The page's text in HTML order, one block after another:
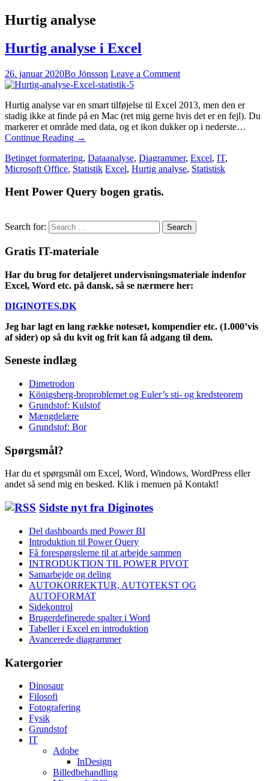
Hurtig analyse
Hurtig analyse i Excel
26. januar 2020Bo Jönsson Leave a Comment
Hurtig analyse var en smart tilføjelse til Excel 2013, men den er
stadig ikke at finde på en Mac (ret mig gerne hvis det er en fejl). Du
markerer et område med data, og et ikon dukker op i nederste…
Continue Reading →
Betinget formatering, Dataanalyse, Diagrammer, Excel, IT,
Microsoft Office, Statistik Excel, Hurtig analyse, Statistisk
Hent Power Query bogen gratis.
Search for:
Gratis IT-materiale
Har du brug for detaljeret undervisningsmateriale indenfor
Excel, Word etc. på dansk, så se nærmere her:
DIGINOTES.DK
Jeg har lagt en lang række notesæt, kompendier etc. (1.000’vis
af sider) op så du kvit og frit kan få adgang til dem.
Seneste indlæg
Dimetrodon
Königsberg-broproblemet og Euler’s sti- og kredsteorem
Grundstof: Kulstof
Mængdelære
Grundstof: Bor
Spørgsmål?
Har du et spørgsmål om Excel, Word, Windows, WordPress eller
andet så send mig en besked. Klik i menuen på Kontakt!
Sidste nyt fra Diginotes
Del dashboards med Power BI
Introduktion til Power Query
Få forespørgslerne til at arbejde sammen
INTRODUKTION TIL POWER PIVOT
Samarbejde og deling
AUTOKORREKTUR, AUTOTEKST OG
AUTOFORMAT
Sidekontrol
Brugerdefinerede spalter i Word
Tabeller i Excel en introduktion
Avancerede diagrammer
Katergorier
Dinosaur
Filosofi
Fotografering
Fysik
Grundstof
IT
Adobe
InDesign
Billedbehandling